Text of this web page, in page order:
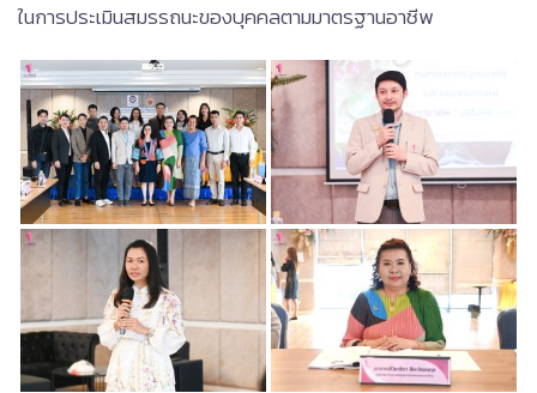
ในการประเมินสมรรถนะของบุคคลตามมาตรฐานอาชีพ